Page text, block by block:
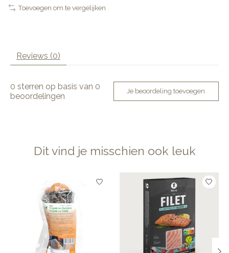
Toevoegen om te vergelijken
Reviews (0)
0 sterren op basis van 0
beoordelingen
Je beoordeling toevoegen
Dit vind je misschien ook leuk
Items van productcarrousel